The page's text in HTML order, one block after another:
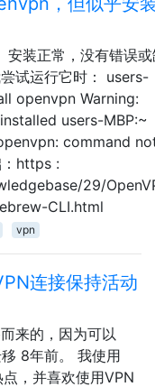
装正常，没有错误
试运行它时： users-
openvpn Warning:
users-MBP:~
command
https :
29/
CLI.html
vpn
连接保持活动
来的，因为可以
8年前。 我使用
，并喜欢使用VPN